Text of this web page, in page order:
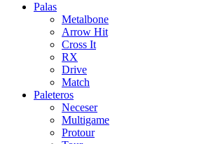
Palas
Metalbone
Arrow Hit
Cross It
RX
Drive
Match
Paleteros
Neceser
Multigame
Protour